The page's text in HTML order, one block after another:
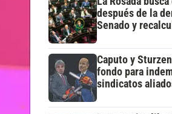
después de la
Senado y
Caputo y
fondo para
sindicatos